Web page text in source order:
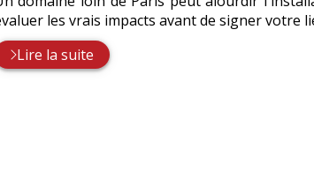
les vrais impacts avant de signer votre
Lire la suite